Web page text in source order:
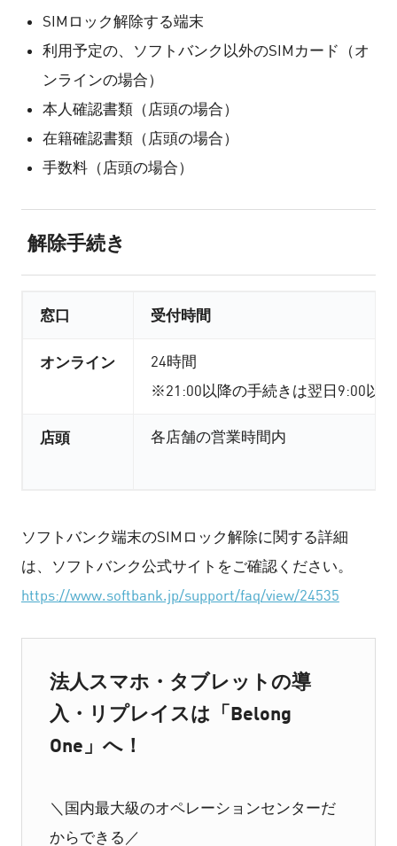
SIMロック解除する端末
利用予定の、ソフトバンク以外のSIMカード（オ
ンラインの場合）
本人確認書類（店頭の場合）
在籍確認書類（店頭の場合）
手数料（店頭の場合）
解除手続き
窓口 受付時間
オンライン
24時間
※21:00以降の手続きは翌日9:00以
店頭 各店舗の営業時間内
ソフトバンク端末のSIMロック解除に関する詳細
は、ソフトバンク公式サイトをご確認ください。
https://www.softbank.jp/support/faq/view/24535
法人スマホ・タブレットの導
入・リプレイスは「Belong
One」へ！
＼国内最大級のオペレーションセンターだ
からできる／